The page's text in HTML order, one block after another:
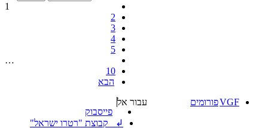
1
2
3
4
5
…
10
הבא
עבור אל
פייסבוק
↲ קבוצת "רטרו ישראל"
VGFפורומים